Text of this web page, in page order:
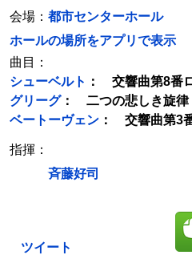
会場： 都市センターホール
ホールの場所をアプリで表示
曲目：
シューベルト ： 交響曲第8番
グリーグ： 二つの悲しき旋律
ベートーヴェン ： 交響曲第3
指揮：
斉藤好司
ツイート